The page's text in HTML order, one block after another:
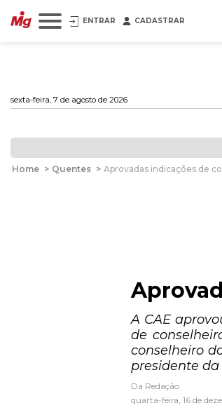
ENTRAR CADASTRAR
sexta-feira, 7 de agosto de 2026
Home > Quentes > Aprovadas indicações de
A CAE
de
conselheiro
presidente
Da Redação
quarta-feira, 16 de